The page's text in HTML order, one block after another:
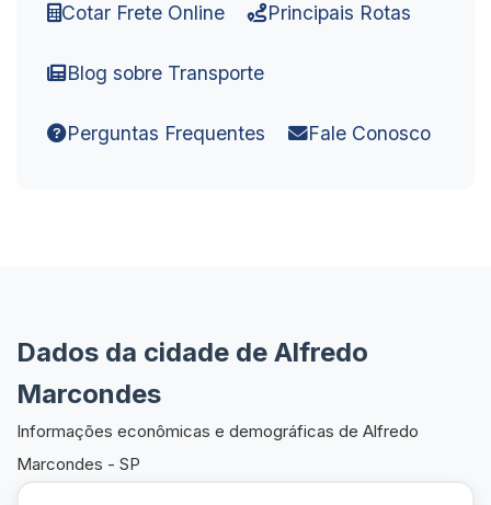
Cotar Frete Online Principais Rotas
Blog sobre Transporte
Perguntas Frequentes Fale Conosco
Dados da cidade de Alfredo
Marcondes
Informações econômicas e demográficas de Alfredo
Marcondes - SP